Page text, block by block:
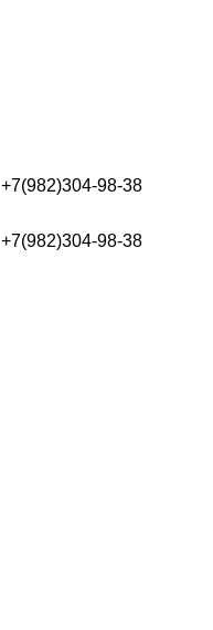
+7(982)304-98-38
+7(982)304-98-38